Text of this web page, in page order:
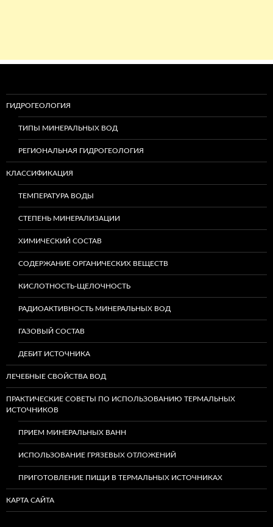
ГИДРОГЕОЛОГИЯ
ТИПЫ МИНЕРАЛЬНЫХ ВОД
РЕГИОНАЛЬНАЯ ГИДРОГЕОЛОГИЯ
КЛАССИФИКАЦИЯ
ТЕМПЕРАТУРА ВОДЫ
СТЕПЕНЬ МИНЕРАЛИЗАЦИИ
ХИМИЧЕСКИЙ СОСТАВ
СОДЕРЖАНИЕ ОРГАНИЧЕСКИХ ВЕЩЕСТВ
КИСЛОТНОСТЬ-ЩЕЛОЧНОСТЬ
РАДИОАКТИВНОСТЬ МИНЕРАЛЬНЫХ ВОД
ГАЗОВЫЙ СОСТАВ
ДЕБИТ ИСТОЧНИКА
ЛЕЧЕБНЫЕ СВОЙСТВА ВОД
ПРАКТИЧЕСКИЕ СОВЕТЫ ПО ИСПОЛЬЗОВАНИЮ ТЕРМАЛЬНЫХ
ИСТОЧНИКОВ
ПРИЕМ МИНЕРАЛЬНЫХ ВАНН
ИСПОЛЬЗОВАНИЕ ГРЯЗЕВЫХ ОТЛОЖЕНИЙ
ПРИГОТОВЛЕНИЕ ПИЩИ В ТЕРМАЛЬНЫХ ИСТОЧНИКАХ
КАРТА САЙТА